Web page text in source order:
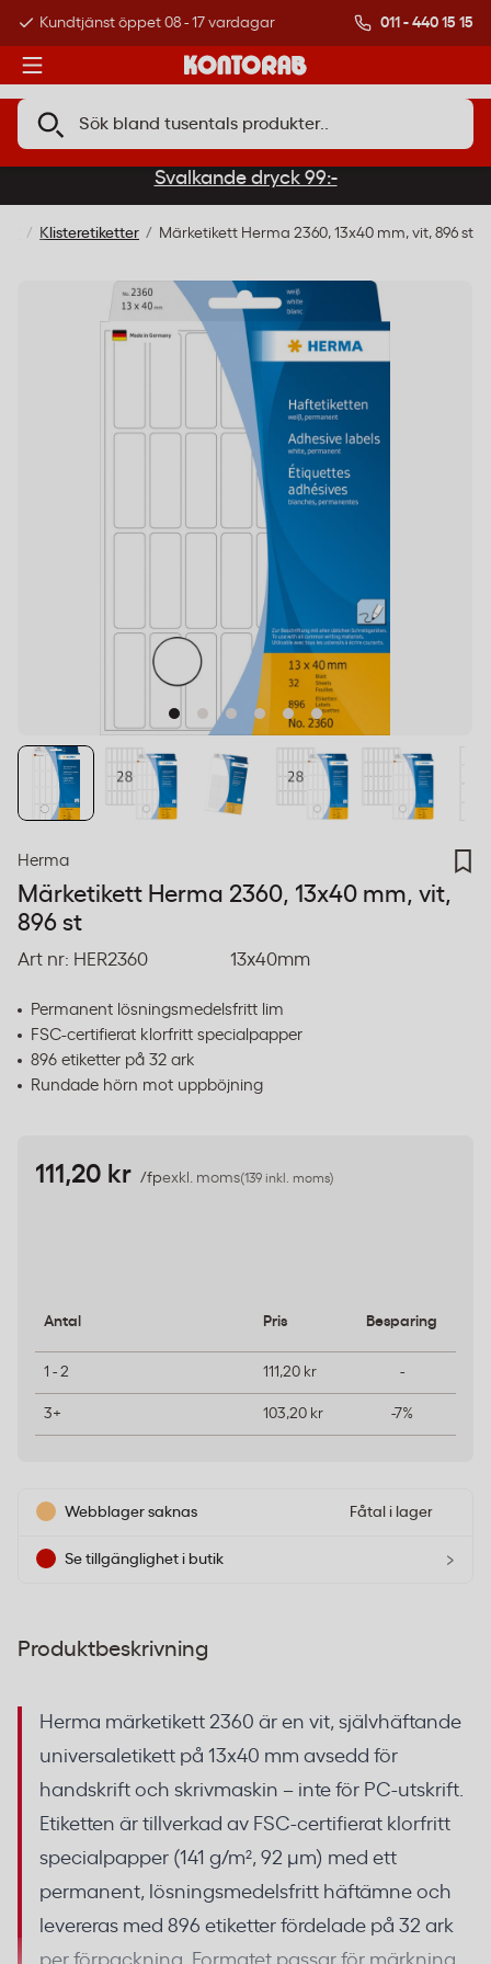
Kundtjänst öppet 08 - 17 vardagar Över 500 000
011 - 440 15 15
Svalkande dryck 99:-
Klisteretiketter Märketikett Herma 2360, 13x40 mm, vit, 896 st
Herma
Märketikett Herma 2360, 13x40 mm, vit,
896 st
Art nr: HER2360 13x40mm
Permanent lösningsmedelsfritt lim
FSC-certifierat klorfritt specialpapper
896 etiketter på 32 ark
Rundade hörn mot uppböjning
111,20 kr /fpexkl. moms(139 inkl. moms)
Antal Pris Besparing
1 - 2 111,20 kr -
3+ 103,20 kr -7%
Webblager saknas Fåtal i lager
Se tillgänglighet i butik ›
Produktbeskrivning
Herma märketikett 2360 är en vit, självhäftande
universaletikett på 13x40 mm avsedd för
handskrift och skrivmaskin – inte för PC-utskrift.
Etiketten är tillverkad av FSC-certifierat klorfritt
specialpapper (141 g/m², 92 µm) med ett
permanent, lösningsmedelsfritt häftämne och
levereras med 896 etiketter fördelade på 32 ark